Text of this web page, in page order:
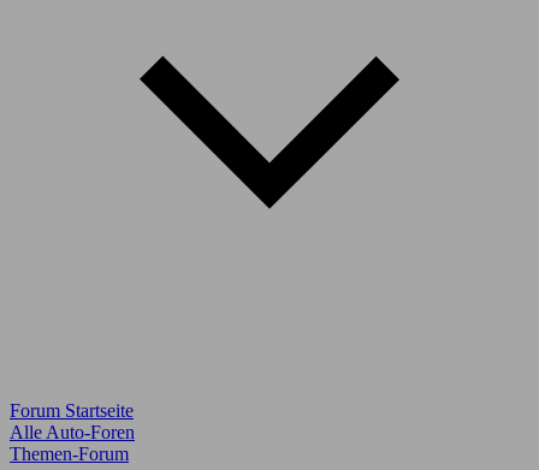
Forum Startseite
Alle Auto-Foren
Themen-Forum